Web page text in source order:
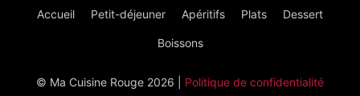
Accueil Petit-déjeuner Apéritifs Plats Dessert
Boissons
© Ma Cuisine Rouge 2026 | Politique de confidentialité